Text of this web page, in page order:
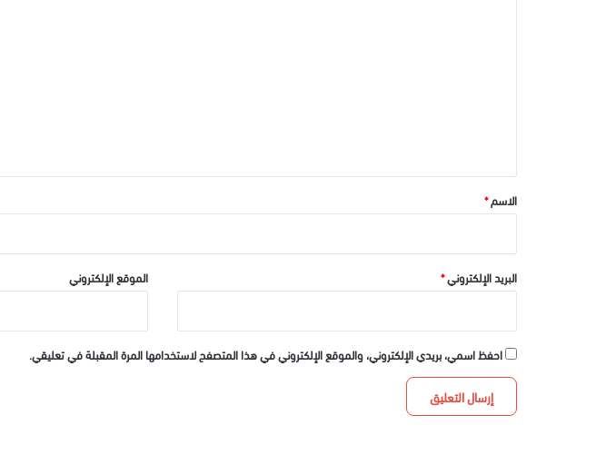
*الاسم*
البريد الإلكتروني* الموقع الإلكتروني
احفظ اسمي، بريدي الإلكتروني، والموقع الإلكتروني في هذا المتصفح لاستخدامها المرة المقبلة في تعليقي.